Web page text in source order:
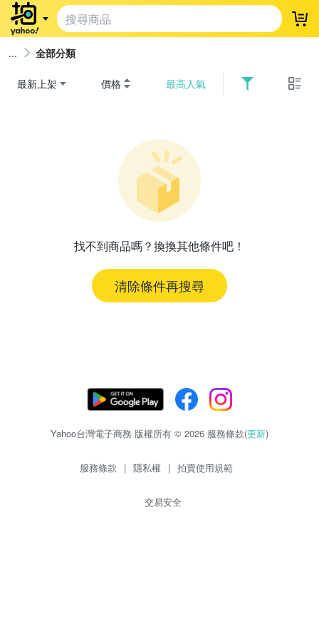
登
全部分類
最新上架 價格 最高人氣
找不到商品嗎？換換其他條件吧！
清除條件再搜尋
Yahoo台灣電子商務 版權所有 © 2026 服務條款(更新)
服務條款 | 隱私權 | 拍賣使用規範
交易安全